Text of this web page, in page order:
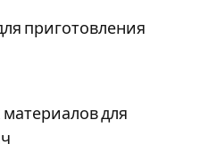
приготовления
для